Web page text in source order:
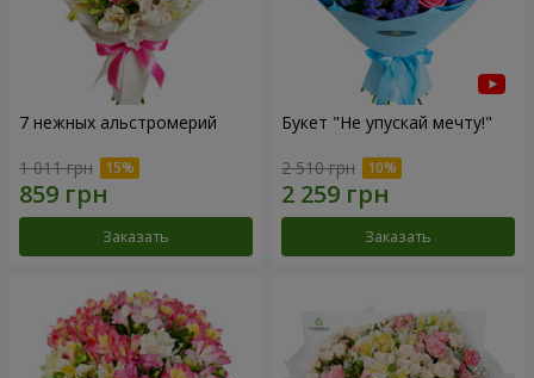
7 нежных альстромерий
1 011 грн
Заказать
Букет "Не упускай мечту!"
2 510 грн
Заказать